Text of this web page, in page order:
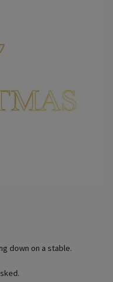
down on a stable.